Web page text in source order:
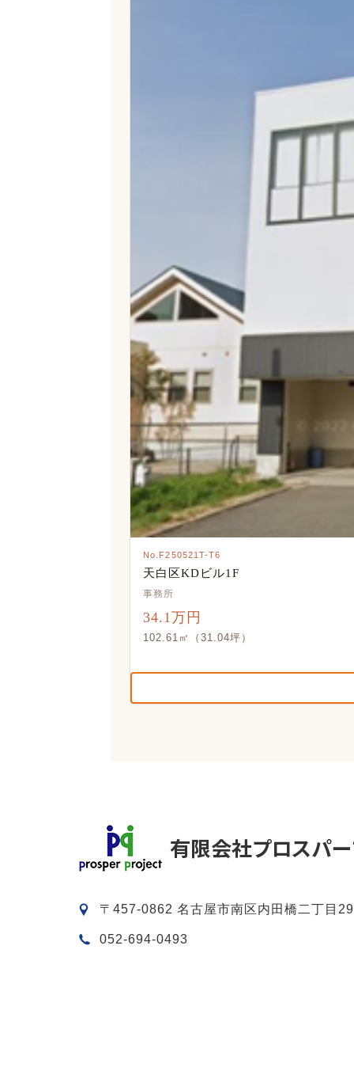
No.F250521T-T6
天白区KDビル1F
事務所
34.1万円
102.61㎡（31.04坪）
〒457-0862 名古屋市南区内田橋二丁目
052-694-0493